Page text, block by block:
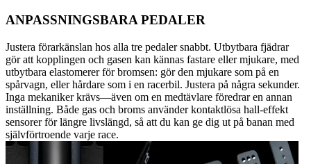
ANPASSNINGSBARA PEDALER
Justera förarkänslan hos alla tre pedaler snabbt. Utbytbara fjädrar
gör att kopplingen och gasen kan kännas fastare eller mjukare, med
utbytbara elastomerer för bromsen: gör den mjukare som på en
spårvagn, eller hårdare som i en racerbil. Justera på några sekunder.
Inga mekaniker krävs—även om en medtävlare föredrar en annan
inställning. Både gas och broms använder kontaktlösa hall-effekt
sensorer för längre livslängd, så att du kan ge dig ut på banan med
självförtroende varje race.